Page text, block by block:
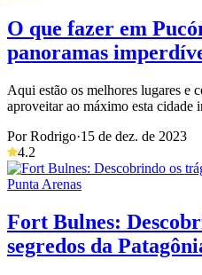
O que fazer em
panoramas
Aqui estão os melhores lugares e
aproveitar ao máximo esta cidade
Por Rodrigo·15 de dez. de 2023
4.2
Punta Arenas
Fort Bulnes:
segredos da